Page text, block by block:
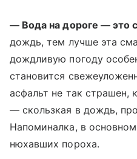
— Вода на дороге — это
дождь, тем лучше эта
дождливую погоду
становится
асфальт не так страшен,
— скользкая в дождь,
Напоминалка, в
нюхавших пороха.